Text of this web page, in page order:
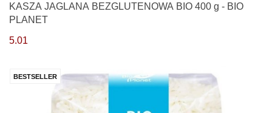
KASZA JAGLANA BEZGLUTENOWA BIO 400 g - BIO
PLANET
5.01
BESTSELLER